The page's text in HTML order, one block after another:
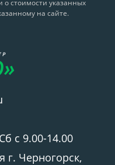
стоимости указанных
на сайте.
с 9.00-14.00
г. Черногорск,